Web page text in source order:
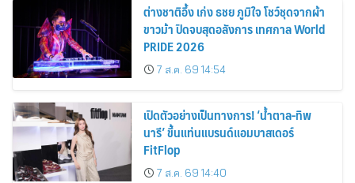
ต่างชาติอึ้ง เก่ง ธชย ภูมิใจ โชว์ชุดจากผ้า
ขาวม้า ปิดจบสุดอลังการ เทศกาล World
PRIDE 2026
7 ส.ค. 69 14:54
เปิดตัวอย่างเป็นทางการ! ‘น้ำตาล-ทิพ
นารี’ ขึ้นแท่นแบรนด์แอมบาสเดอร์
FitFlop
7 ส.ค. 69 14:40